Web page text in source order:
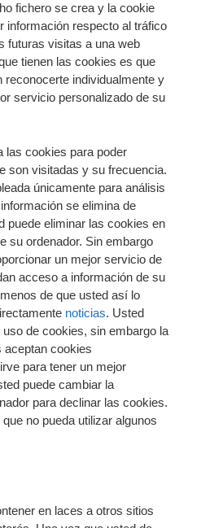
fichero se crea y la cookie
información respecto al tráfico
futuras visitas a una web
tienen las cookies es que
reconocerte individualmente y
servicio personalizado de su
las cookies para poder
son visitadas y su frecuencia.
únicamente para análisis
se elimina de
puede eliminar las cookies en
su ordenador. Sin embargo
un mejor servicio de
acceso a información de su
de que usted así lo
noticias. Usted
de cookies, sin embargo la
aceptan cookies
para tener un mejor
puede cambiar la
para declinar las cookies.
no pueda utilizar algunos
en laces a otros sitios